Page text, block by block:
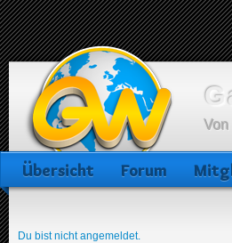
Übersicht Forum
Du bist nicht angemeldet.